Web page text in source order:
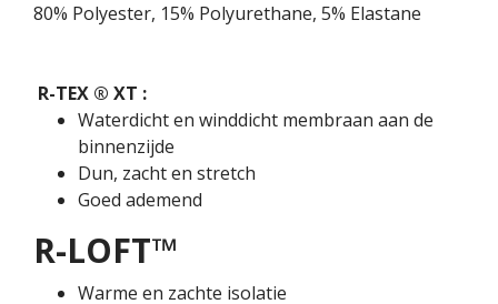
80% Polyester, 15% Polyurethane, 5% Elastane
R-TEX ® XT :
Waterdicht en winddicht membraan aan de
binnenzijde
Dun, zacht en stretch
Goed ademend
R-LOFT™
Warme en zachte isolatie